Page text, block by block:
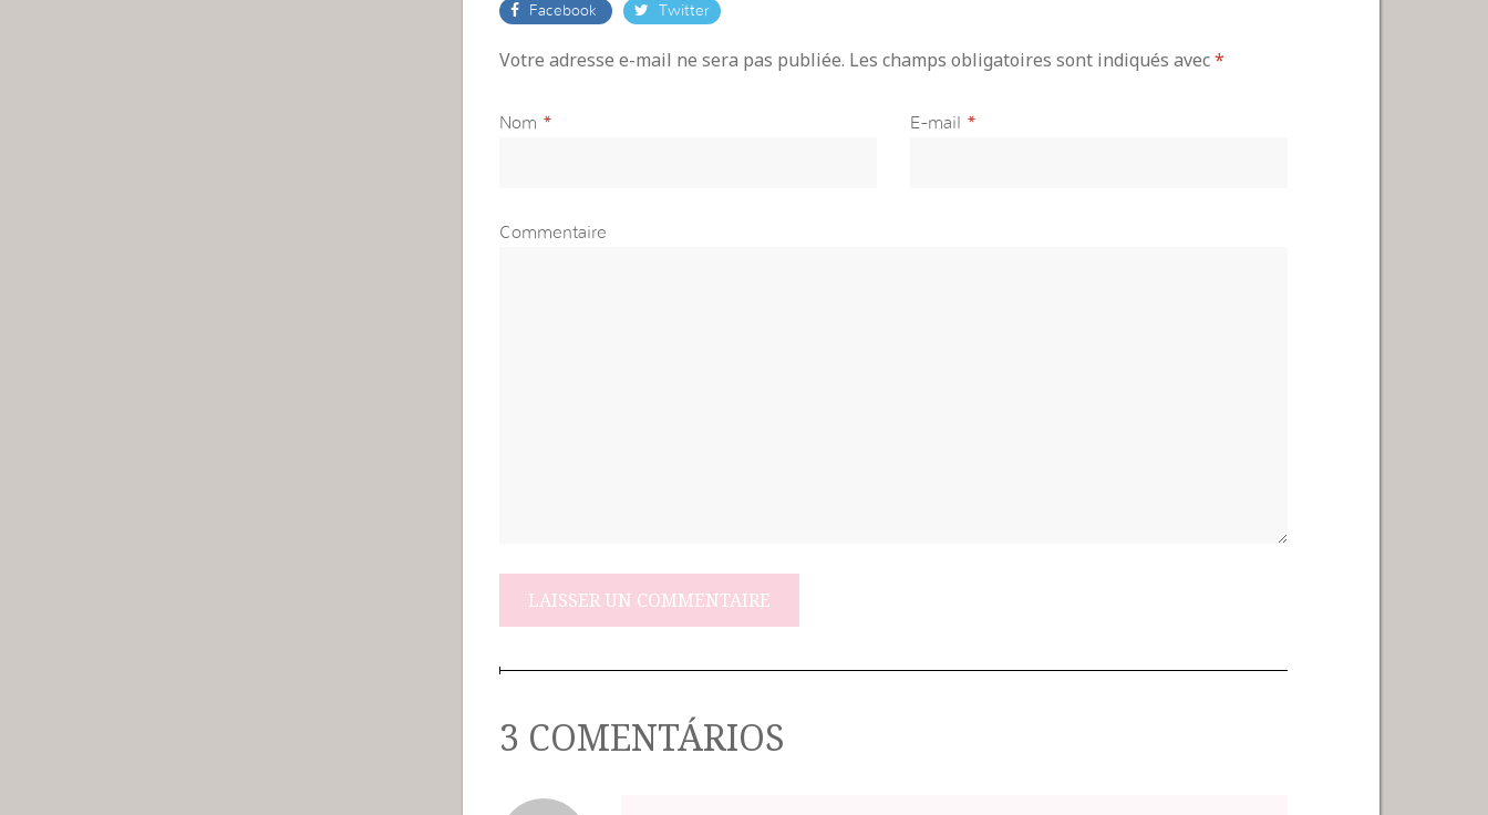
Facebook Twitter
Votre adresse e-mail ne sera pas publiée. Les champs obligatoires sont indiqués avec*
Nom * E-mail *
Commentaire
3 COMENTÁRIOS